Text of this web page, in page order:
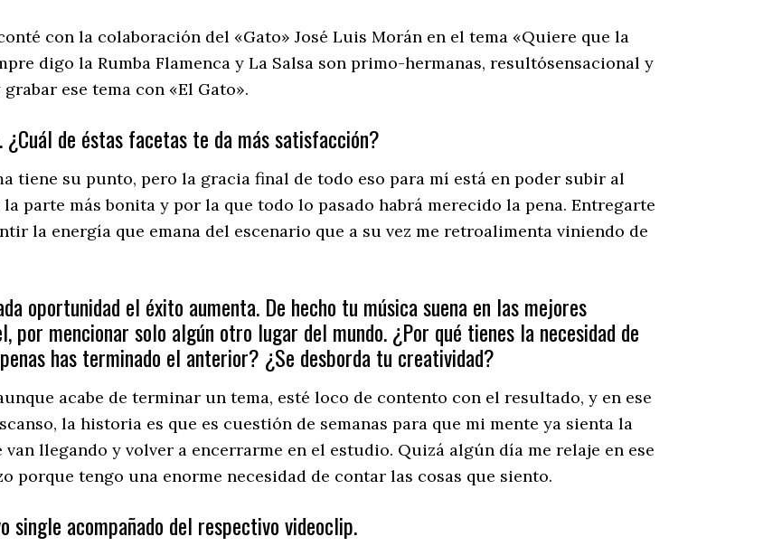
con la colaboración del «Gato» José Luis Morán en el tema «Quiere que la
digo la Rumba Flamenca y La Salsa son primo-hermanas, resultósensacional y
ese tema con «El Gato».
de éstas facetas te da más satisfacción?
tiene su punto, pero la gracia final de todo eso para mí está en poder subir al
parte más bonita y por la que todo lo pasado habrá merecido la pena. Entregarte
la energía que emana del escenario que a su vez me retroalimenta viniendo de
oportunidad el éxito aumenta. De hecho tu música suena en las mejores
por mencionar solo algún otro lugar del mundo. ¿Por qué tienes la necesidad de
has terminado el anterior? ¿Se desborda tu creatividad?
acabe de terminar un tema, esté loco de contento con el resultado, y en ese
la historia es que es cuestión de semanas para que mi mente ya sienta la
llegando y volver a encerrarme en el estudio. Quizá algún día me relaje en ese
porque tengo una enorme necesidad de contar las cosas que siento.
single acompañado del respectivo videoclip.